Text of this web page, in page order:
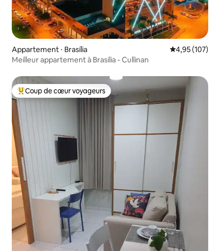
Appartement ⋅ Brasília Évaluation
4,95 (107)
Meilleur appartement à Brasilia - Cullinan
Coups de cœur voyageurs les plus appréciés
Coup de cœur voyageurs